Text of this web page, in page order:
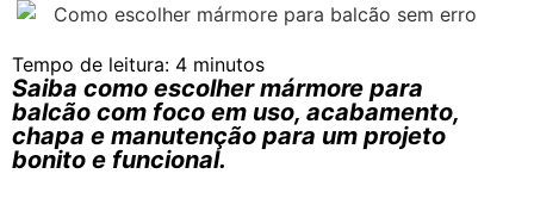
Tempo de leitura: 4 minutos
Saiba como escolher mármore para
balcão com foco em uso, acabamento,
chapa e manutenção para um projeto
bonito e funcional.